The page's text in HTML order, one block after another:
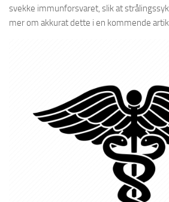
svekke immunforsvaret, slik at
mer om akkurat dette i en kommende